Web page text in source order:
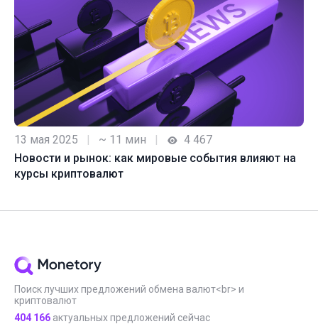
13 мая 2025 | ~ 11 мин |
4 467
Новости и рынок: как мировые события влияют на
курсы криптовалют
Поиск лучших предложений обмена валют<br> и
криптовалют
404 166 актуальных предложений сейчас